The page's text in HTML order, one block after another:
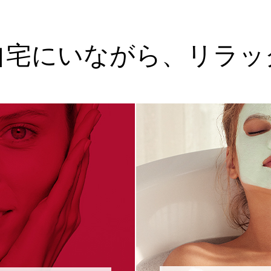
にいながら、リラ